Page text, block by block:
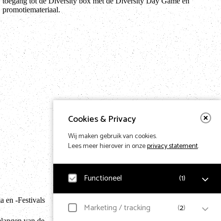
Cookies & Privacy
Wij maken gebruik van cookies.
Lees meer hierover in onzeprivacy statement.
Functioneel (1)
Noodzakelijk
Marketing / tracking (2)
promotiemateriaal.
en -Festivals